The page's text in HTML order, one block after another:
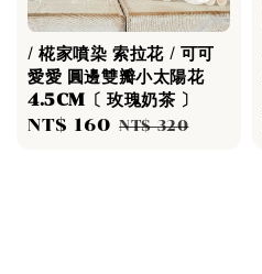
/ 椛家噴染 索拉花 / 可可
愛愛 圓邊雙瓣小太陽花
4.5CM〔 玫瑰奶茶 〕
Sale
NT$ 160 Regular
NT$ 320